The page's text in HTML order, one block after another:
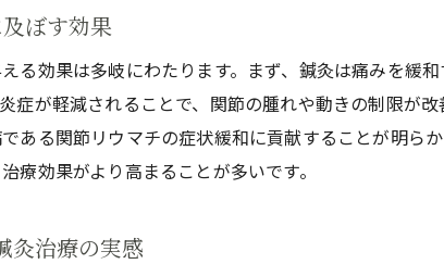
鍼灸治療の進化と技術革新
関節リウマチ患者のための新し
難病治療における鍼灸の役割と展
ぼす効果
る効果は多岐にわたります。まず、鍼灸は痛みを緩
症が軽減されることで、関節の腫れや動きの制限が
ある関節リウマチの症状緩和に貢献することが明ら
療効果がより高まることが多いです。
灸治療の実感